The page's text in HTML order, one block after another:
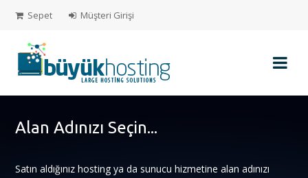
Sepet Müşteri Girişi
Müşteri
Yeni
Kaydı
Alan Adınızı Seçin...
Satın aldığınız hosting ya da sunucu hizmetine alan adınızı